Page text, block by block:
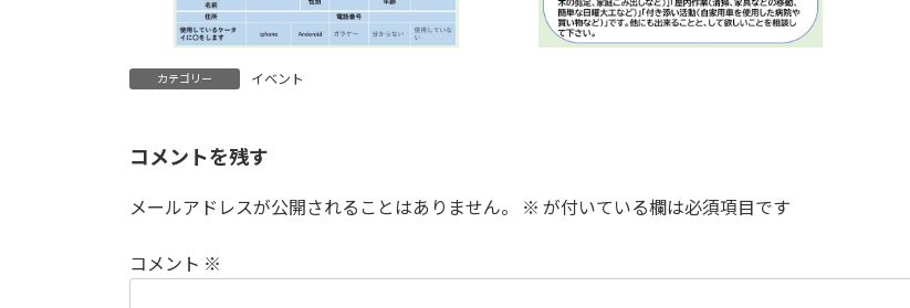
カテゴリー イベント
コメントを残す
メールアドレスが公開されることはありません。 ※ が付いている欄は必須項目です
コメント ※